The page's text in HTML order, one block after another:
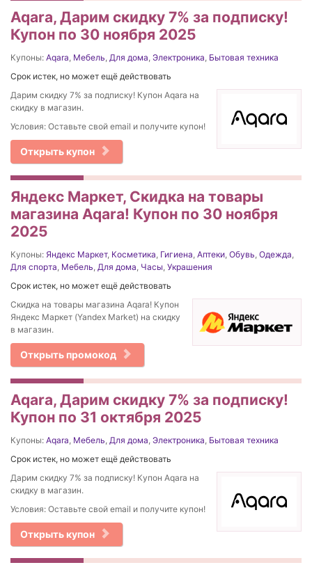
Aqara, Дарим скидку 7% за подписку!
Купон по 30 ноября 2025
Купоны: Aqara, Мебель, Для дома, Электроника, Бытовая техника
Срок истек, но может ещё действовать
Дарим скидку 7% за подписку! Купон Aqara на
скидку в магазин.
Условия: Оставьте свой email и получите купон!
Открыть купон
Яндекс Маркет, Скидка на товары
магазина Aqara! Купон по 30 ноября
2025
Купоны: Яндекс Маркет, Косметика, Гигиена, Аптеки, Обувь, Одежда,
Для спорта, Мебель, Для дома, Часы, Украшения
Срок истек, но может ещё действовать
Скидка на товары магазина Aqara! Купон
Яндекс Маркет (Yandex Market) на скидку
в магазин.
Открыть промокод
Aqara, Дарим скидку 7% за подписку!
Купон по 31 октября 2025
Купоны: Aqara, Мебель, Для дома, Электроника, Бытовая техника
Срок истек, но может ещё действовать
Дарим скидку 7% за подписку! Купон Aqara на
скидку в магазин.
Условия: Оставьте свой email и получите купон!
Открыть купон